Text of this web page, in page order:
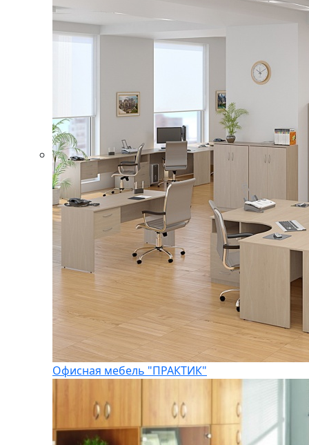
Офисная мебель "ПРАКТИК"